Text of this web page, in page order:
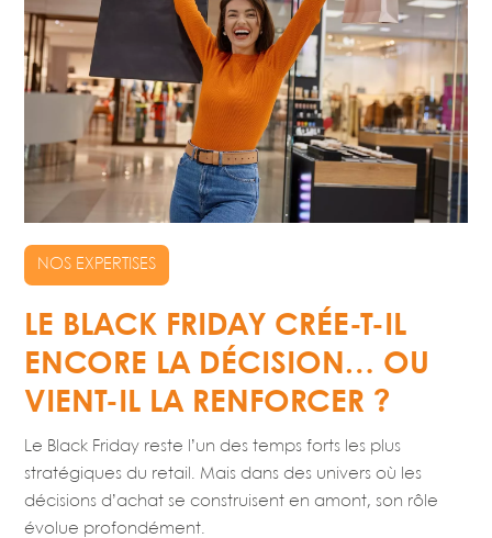
NOS EXPERTISES
LE BLACK FRIDAY CRÉE-T-IL
ENCORE LA DÉCISION… OU
VIENT-IL LA RENFORCER ?
Le Black Friday reste l’un des temps forts les plus
stratégiques du retail. Mais dans des univers où les
décisions d’achat se construisent en amont, son rôle
évolue profondément.